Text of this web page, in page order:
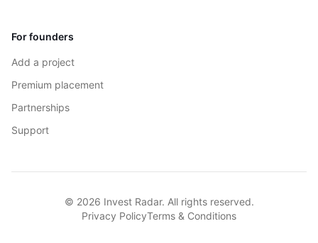
For founders
Add a project
Premium placement
Partnerships
Support
© 2026 Invest Radar. All rights reserved.
Privacy PolicyTerms & Conditions